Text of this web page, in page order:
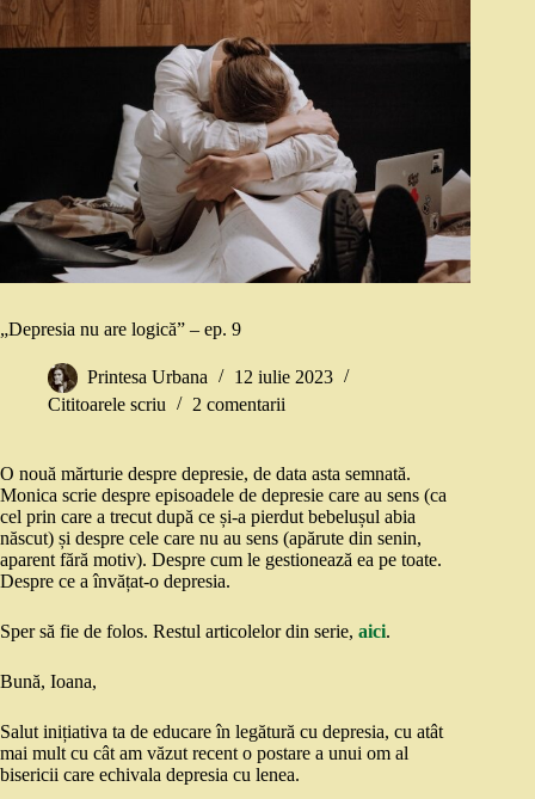
„Depresia nu are logică” – ep. 9
Printesa Urbana
12 iulie 2023
Cititoarele scriu
2 comentarii
O nouă mărturie despre depresie, de data asta semnată.
Monica scrie despre episoadele de depresie care au sens (ca
cel prin care a trecut după ce și-a pierdut bebelușul abia
născut) și despre cele care nu au sens (apărute din senin,
aparent fără motiv). Despre cum le gestionează ea pe toate.
Despre ce a învățat-o depresia.
Sper să fie de folos. Restul articolelor din serie, aici.
Bună, Ioana,
Salut inițiativa ta de educare în legătură cu depresia, cu atât
mai mult cu cât am văzut recent o postare a unui om al
bisericii care echivala depresia cu lenea.